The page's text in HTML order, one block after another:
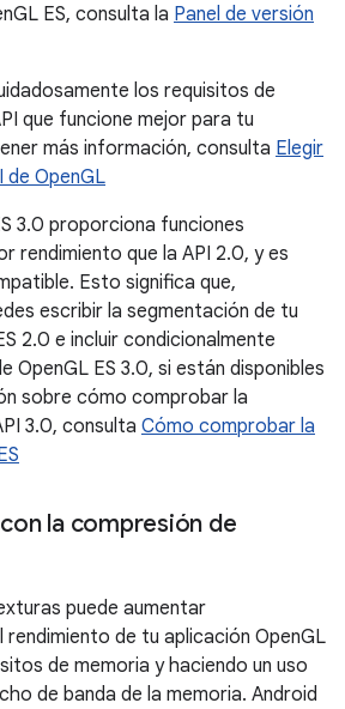
ES, consulta la Panel de versión
los requisitos de
que funcione mejor para tu
más información, consulta Elegir
de OpenGL
3.0 proporciona funciones
rendimiento que la API 2.0, y es
Esto significa que,
escribir la segmentación de tu
2.0 e incluir condicionalmente
OpenGL ES 3.0, si están disponibles
sobre cómo comprobar la
3.0, consulta Cómo comprobar la
la compresión de
puede aumentar
de tu aplicación OpenGL
de memoria y haciendo un uso
de banda de la memoria. Android